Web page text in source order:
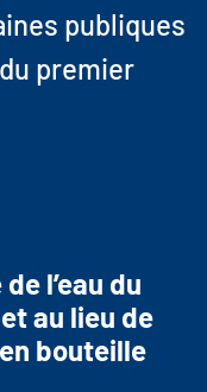
publiques
premier
l’eau du
au lieu de
en bouteille